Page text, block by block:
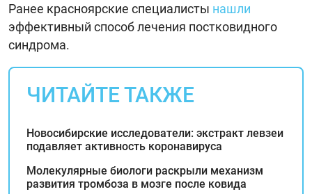
Ранее красноярские специалисты нашли
эффективный способ лечения постковидного
синдрома.
ЧИТАЙТЕ ТАКЖЕ
Новосибирские исследователи: экстракт левзеи
подавляет активность коронавируса
Молекулярные биологи раскрыли механизм
развития тромбоза в мозге после ковида